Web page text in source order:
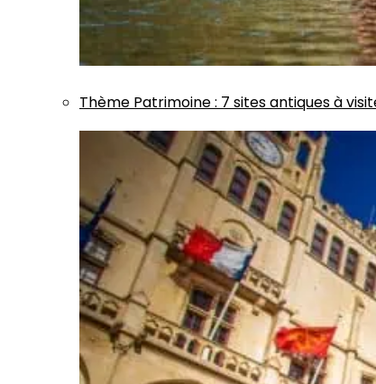
Thème Patrimoine: 7 sites antiques à